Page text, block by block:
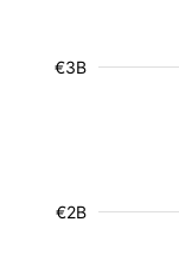
€2B
€3B